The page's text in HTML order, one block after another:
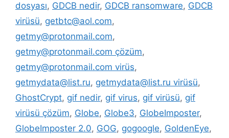
dosyası, GDCB nedir, GDCB ransomware, GDCB
virüsü, getbtc@aol.com,
getmy@protonmail.com,
getmy@protonmail.com çözüm,
getmy@protonmail.com virüs,
getmydata@list.ru, getmydata@list.ru virüsü,
GhostCrypt, gif nedir, gif virus, gif virüsü, gif
virüsü çözüm, Globe, Globe3, GlobeImposter,
GlobeImposter 2.0, GOG, gogoogle, GoldenEye,